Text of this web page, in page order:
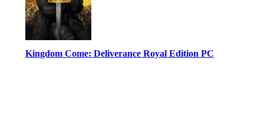
Kingdom Come: Deliverance Royal Edition PC